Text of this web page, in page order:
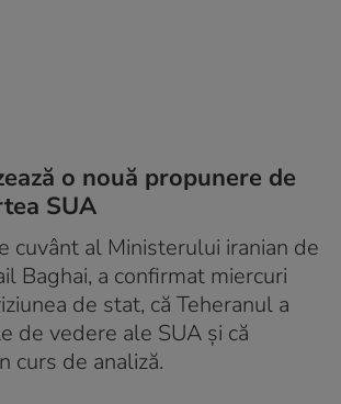
o nouă propunere de
SUA
cuvânt al Ministerului iranian de
Baghai, a confirmat miercuri
de stat, că Teheranul a
de vedere ale SUA și că
curs de analiză.